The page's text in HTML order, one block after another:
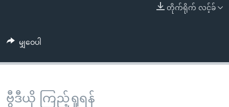
ရှာဖွေ
နေရာ
သို့
တိုက်ရိုက် လင့်ခ်
မျှဝေပါ
ဗွီဒီယို ကြည့်ရှုရန်